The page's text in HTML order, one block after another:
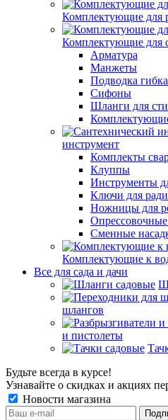
Комплектующие для
Комплектующие для
Арматура
Манжеты
Подводка
Сифоны
Шланги для
инструмент
Комплекты
Клуппы
Инструменты
Ключи для
Ножницы для
Сменные
Комплектующие к
Все для сада и дачи
шлангов
и пистолеты
Будьте всегда в курсе!
Узнавайте о скидках и акциях
Новости магазина